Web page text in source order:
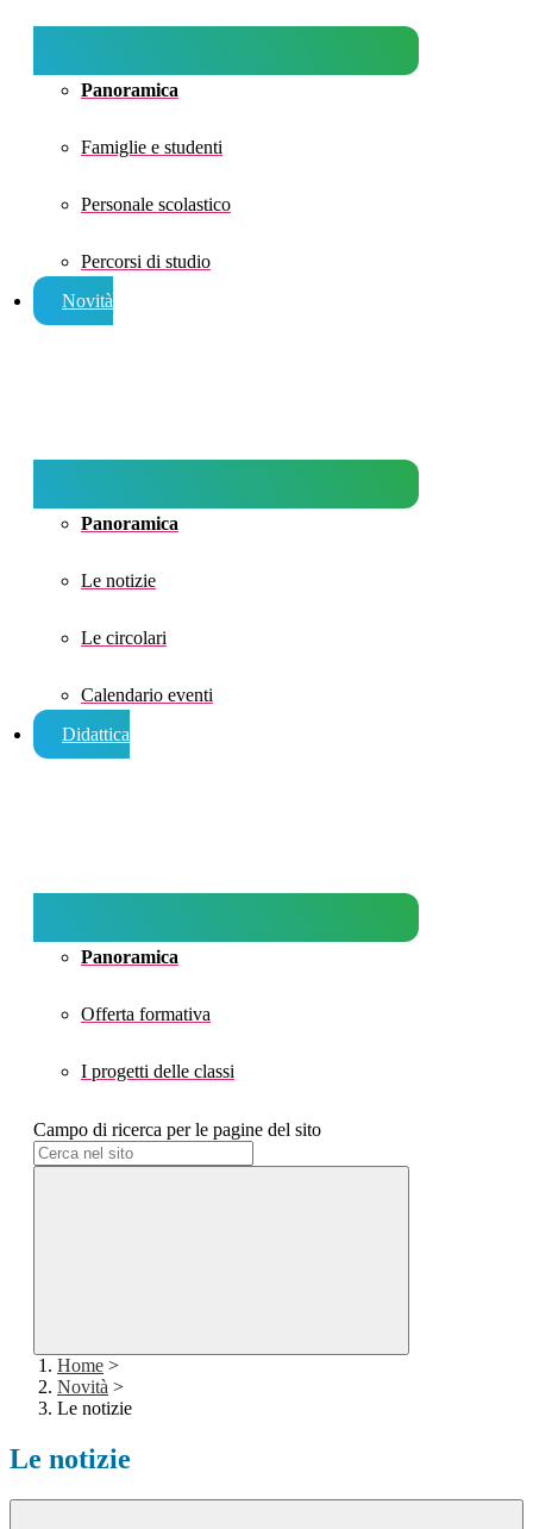
Panoramica
Famiglie e studenti
Personale scolastico
Percorsi di studio
Novità
Panoramica
Le notizie
Le circolari
Calendario eventi
Didattica
Panoramica
Offerta formativa
I progetti delle classi
Campo di ricerca per le pagine del sito
Home >
Novità >
Le notizie
Le notizie